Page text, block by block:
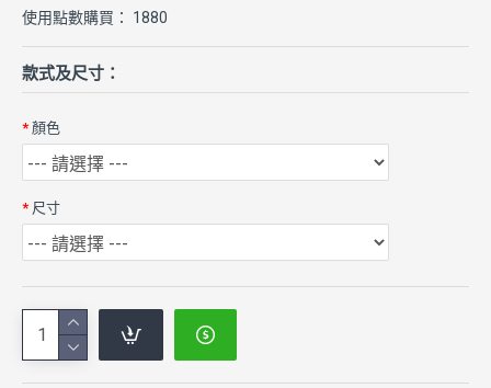
使用點數購買： 1880
款式及尺寸：
顏色
尺寸